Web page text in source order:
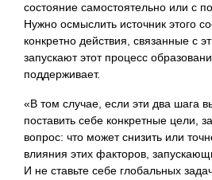
состояние самостоятельно или с
Нужно осмыслить источник этого
конкретно действия, связанные с
запускают этот процесс
поддерживает.
«В том случае, если эти два шага
поставить себе конкретные цели,
вопрос: что может снизить или
влияния этих факторов,
И не ставьте себе глобальных